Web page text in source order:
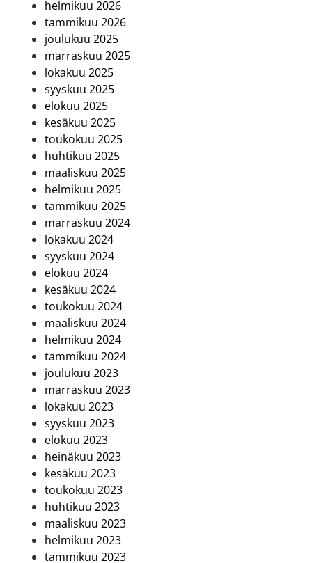
helmikuu 2026
tammikuu 2026
joulukuu 2025
marraskuu 2025
lokakuu 2025
syyskuu 2025
elokuu 2025
kesäkuu 2025
toukokuu 2025
huhtikuu 2025
maaliskuu 2025
helmikuu 2025
tammikuu 2025
marraskuu 2024
lokakuu 2024
syyskuu 2024
elokuu 2024
kesäkuu 2024
toukokuu 2024
maaliskuu 2024
helmikuu 2024
tammikuu 2024
joulukuu 2023
marraskuu 2023
lokakuu 2023
syyskuu 2023
elokuu 2023
heinäkuu 2023
kesäkuu 2023
toukokuu 2023
huhtikuu 2023
maaliskuu 2023
helmikuu 2023
tammikuu 2023